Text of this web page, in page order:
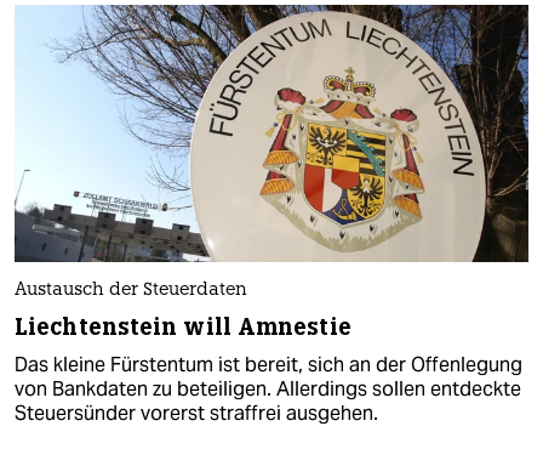
Austausch der Steuerdaten
Liechtenstein will Amnestie
Das kleine Fürstentum ist bereit, sich an der Offenlegung
von Bankdaten zu beteiligen. Allerdings sollen entdeckte
Steuersünder vorerst straffrei ausgehen.